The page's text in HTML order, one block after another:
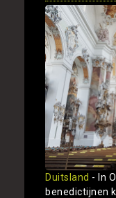
Duitsland - In
benedictijnen